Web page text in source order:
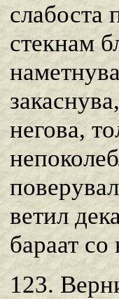
слабоста
стекнам
негова,
ветил
бараат со
123.